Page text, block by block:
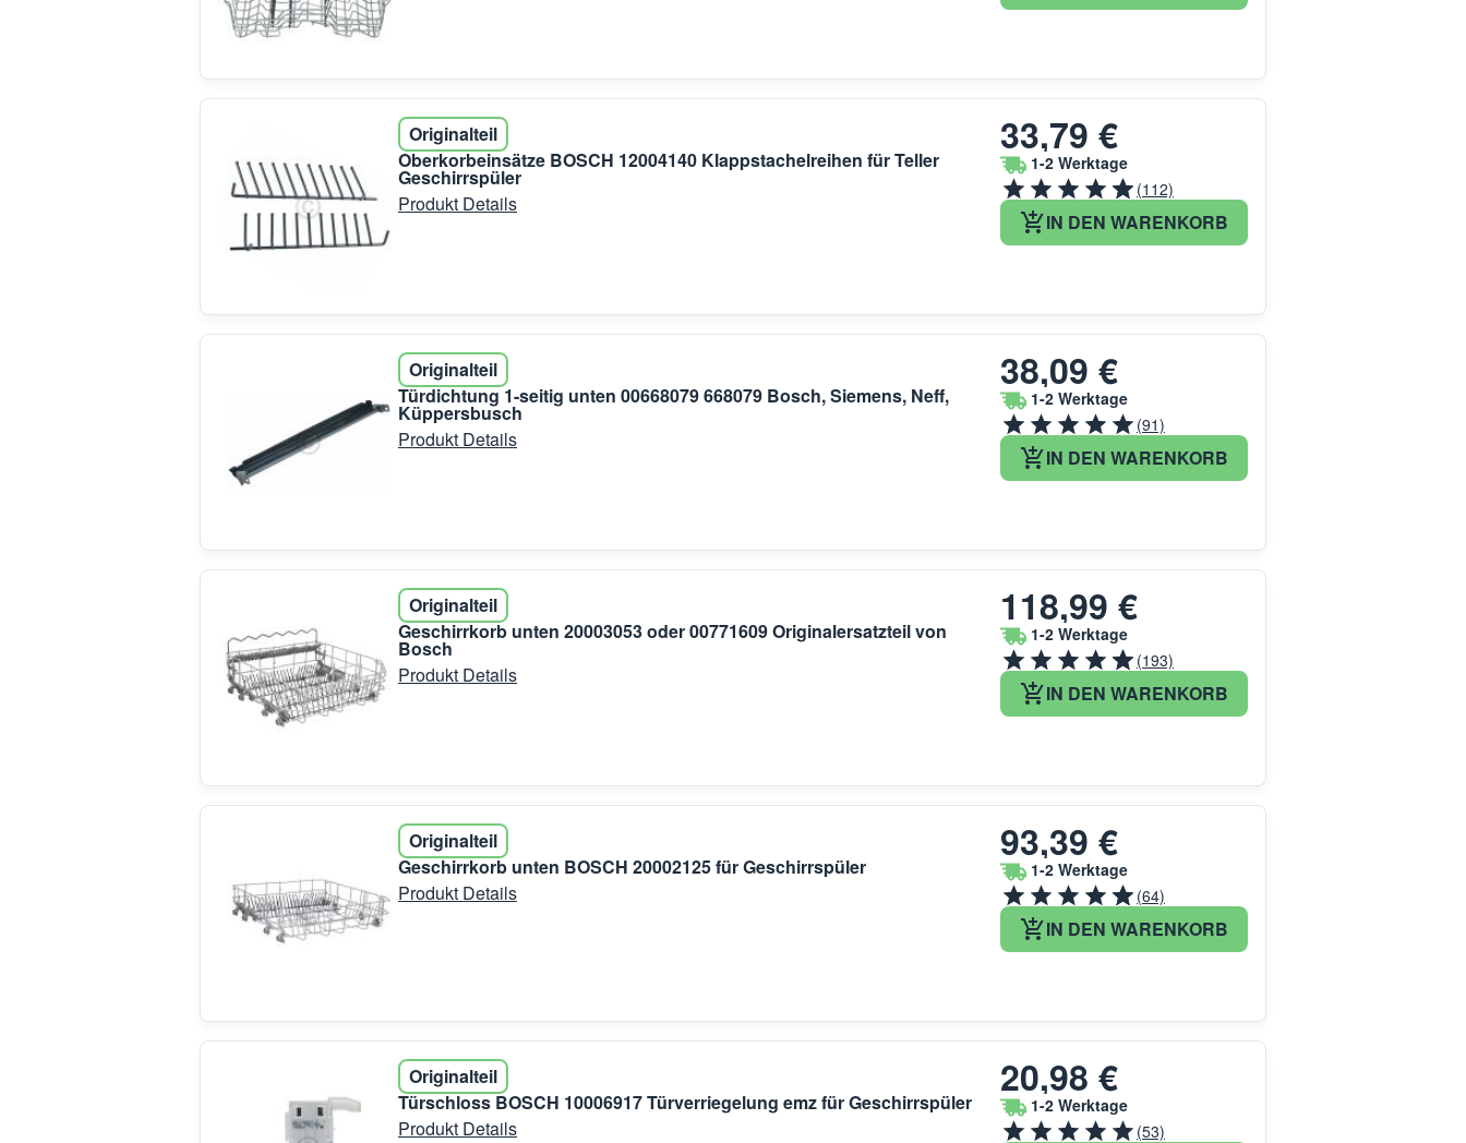
Originalteil
Oberkorbeinsätze BOSCH 12004140 Klappstachelreihen für Teller
Geschirrspüler
Produkt Details
33,79 €
1-2 Werktage
(112)
IN DEN WARENKORB
Originalteil
Türdichtung 1-seitig unten 00668079 668079 Bosch, Siemens, Neff,
Küppersbusch
Produkt Details
38,09 €
1-2 Werktage
(91)
IN DEN WARENKORB
Originalteil
Geschirrkorb unten 20003053 oder 00771609 Originalersatzteil von
Bosch
Produkt Details
118,99 €
1-2 Werktage
(193)
IN DEN WARENKORB
Originalteil
Geschirrkorb unten BOSCH 20002125 für Geschirrspüler
Produkt Details
93,39 €
1-2 Werktage
(64)
IN DEN WARENKORB
Originalteil
Türschloss BOSCH 10006917 Türverriegelung emz für Geschirrspüler
Produkt Details
20,98 €
1-2 Werktage
(53)